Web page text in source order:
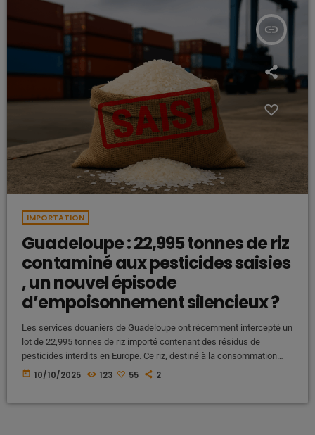
insert_link
IMPORTATION
Guadeloupe : 22,995 tonnes de riz
contaminé aux pesticides saisies
, un nouvel épisode
d’empoisonnement silencieux ?
Les services douaniers de Guadeloupe ont récemment intercepté un
lot de 22,995 tonnes de riz importé contenant des résidus de
pesticides interdits en Europe. Ce riz, destiné à la consommation
locale, présentait des niveaux élevés de substances chimiques
today 10/10/2025 123 55 2